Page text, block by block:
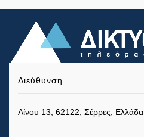
Διεύθυνση
Αίνου 13, 62122, Σέρρες, Ελλάδα